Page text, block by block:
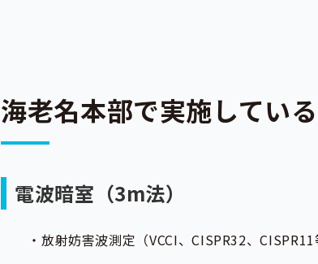
海老名本部で実施してい
電波暗室（3m法）
・放射妨害波測定（VCCI、CISPR32、